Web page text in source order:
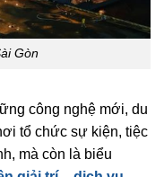
Gòn
công nghệ mới, du
tổ chức sự kiện, tiệc
mà còn là biểu